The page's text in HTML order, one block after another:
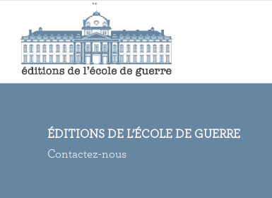
ÉDITIONS DE L’ÉCOLE DE GUERRE
Contactez-nous